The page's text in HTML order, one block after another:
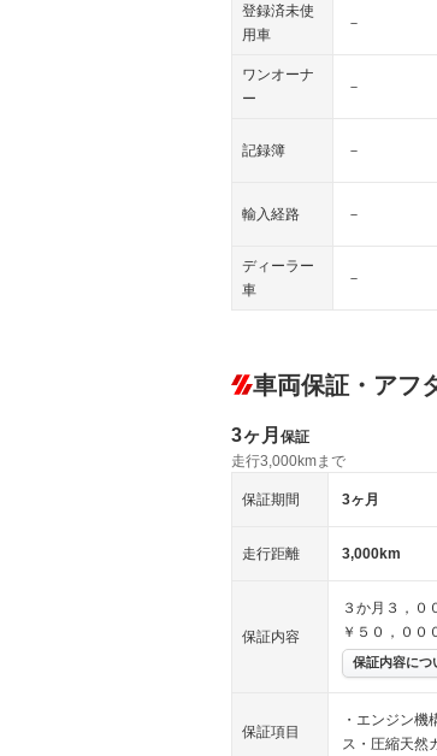
登録済未使
用車
－
ワンオーナ
ー
－
記録簿 －
輸入経路 －
ディーラー
車
－
車両保証・アフ
3ヶ月 保証
走行3,000kmまで
保証期間 3ヶ月
走行距離 3,000km
保証内容
３か月３，０
￥５０，００
保証内容につ
保証項目
・エンジン
ス・圧縮天然